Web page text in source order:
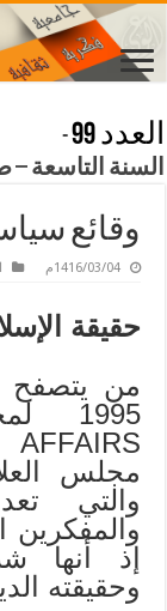
العدد 99
-
السنة التاسعة – صفر 1416هـ –
وقائع
1416/03/04م
حقيقة
مجلس
والتي
والمفكرين
إذ أنها
وحقيقته